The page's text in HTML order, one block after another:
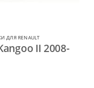
ДЛЯ RENAULT
II 2008-